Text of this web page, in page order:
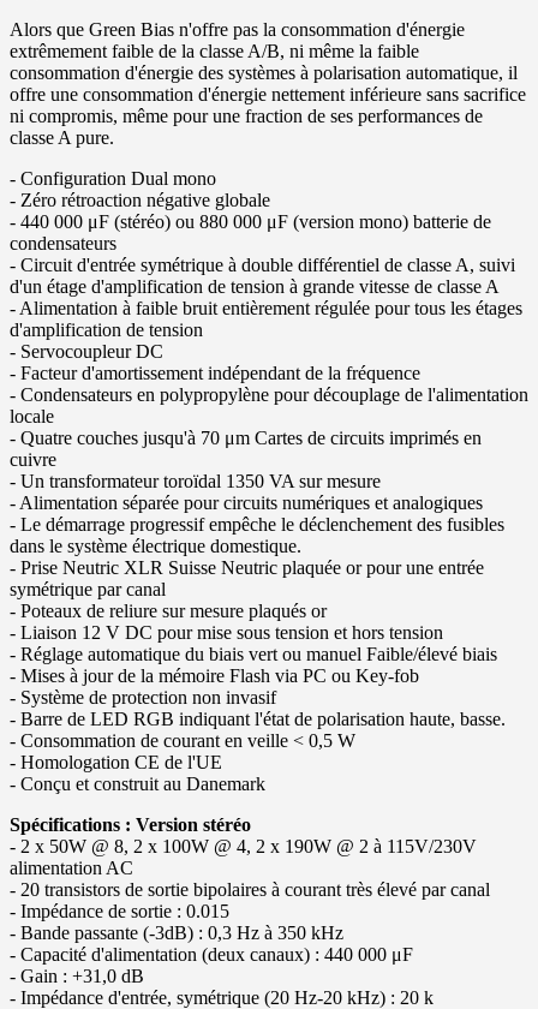
Alors que Green Bias n'offre pas la consommation d'énergie
extrêmement faible de la classe A/B, ni même la faible
consommation d'énergie des systèmes à polarisation automatique, il
offre une consommation d'énergie nettement inférieure sans sacrifice
ni compromis, même pour une fraction de ses performances de
classe A pure.
- Configuration Dual mono
- Zéro rétroaction négative globale
- 440 000 μF (stéréo) ou 880 000 μF (version mono) batterie de
condensateurs
- Circuit d'entrée symétrique à double différentiel de classe A, suivi
d'un étage d'amplification de tension à grande vitesse de classe A
- Alimentation à faible bruit entièrement régulée pour tous les étages
d'amplification de tension
- Servocoupleur DC
- Facteur d'amortissement indépendant de la fréquence
- Condensateurs en polypropylène pour découplage de l'alimentation
locale
- Quatre couches jusqu'à 70 μm Cartes de circuits imprimés en
cuivre
- Un transformateur toroïdal 1350 VA sur mesure
- Alimentation séparée pour circuits numériques et analogiques
- Le démarrage progressif empêche le déclenchement des fusibles
dans le système électrique domestique.
- Prise Neutric XLR Suisse Neutric plaquée or pour une entrée
symétrique par canal
- Poteaux de reliure sur mesure plaqués or
- Liaison 12 V DC pour mise sous tension et hors tension
- Réglage automatique du biais vert ou manuel Faible/élevé biais
- Mises à jour de la mémoire Flash via PC ou Key-fob
- Système de protection non invasif
- Barre de LED RGB indiquant l'état de polarisation haute, basse.
- Consommation de courant en veille < 0,5 W
- Homologation CE de l'UE
- Conçu et construit au Danemark
Spécifications : Version stéréo
- 2 x 50W @ 8, 2 x 100W @ 4, 2 x 190W @ 2 à 115V/230V
alimentation AC
- 20 transistors de sortie bipolaires à courant très élevé par canal
- Impédance de sortie : 0.015
- Bande passante (-3dB) : 0,3 Hz à 350 kHz
- Capacité d'alimentation (deux canaux) : 440 000 μF
- Gain : +31,0 dB
- Impédance d'entrée, symétrique (20 Hz-20 kHz) : 20 k